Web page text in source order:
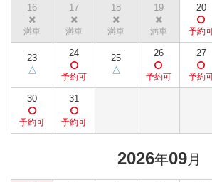
16 17 18 19 20
23 24 25 26 27
30 31
2026年09月